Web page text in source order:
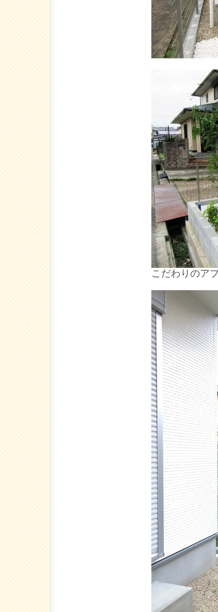
こだわりのア